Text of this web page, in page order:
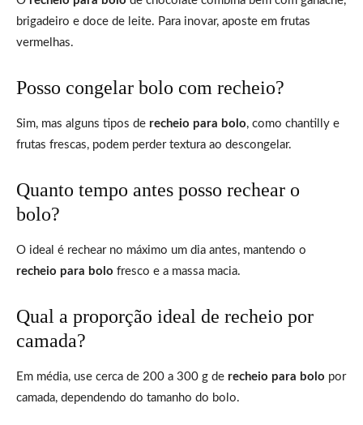
brigadeiro e doce de leite. Para inovar, aposte em frutas
vermelhas.
Posso congelar bolo com recheio?
Sim, mas alguns tipos de recheio para bolo, como chantilly e
frutas frescas, podem perder textura ao descongelar.
Quanto tempo antes posso rechear o
bolo?
O ideal é rechear no máximo um dia antes, mantendo o
recheio para bolo fresco e a massa macia.
Qual a proporção ideal de recheio por
camada?
Em média, use cerca de 200 a 300 g de recheio para bolo por
camada, dependendo do tamanho do bolo.